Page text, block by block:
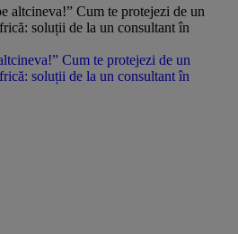
Cum te protejezi de un
soluții de la un consultant în